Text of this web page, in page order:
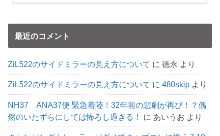
最近のコメント
ZiL522のサイドミラーの見え方について に徳永 より
ZiL522のサイドミラーの見え方について に480skip より
NH37 ANA37便 緊急着陸！32年前の悲劇が再び！？偶
然のいたずらにしては怖ろし過ぎる！
に あいうお より